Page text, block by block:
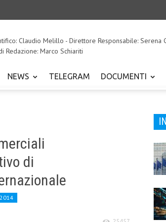
Claudio Melillo - Direttore Responsabile: Serena
Redazione: Marco Schiariti
NEWS TELEGRAM DOCUMENTI
di